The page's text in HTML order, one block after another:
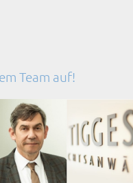
Team auf!